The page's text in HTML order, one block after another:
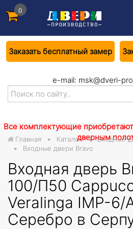
0
Заказать бесплатный замер
e-mail: msk@dveri-
Все комплектующие
дверным
Главная Каталог
Входные
Входные двери Bravo
Входная дверь
100/П50
Veralinga IMP-6/
Серебро в